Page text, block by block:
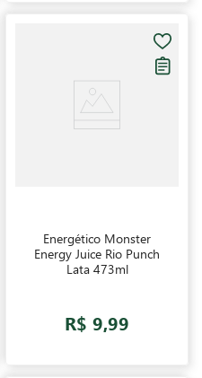
Energético Monster
Energy Juice Rio Punch
Lata 473ml
R$ 9,99